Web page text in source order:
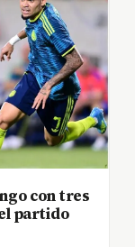
con tres
partido